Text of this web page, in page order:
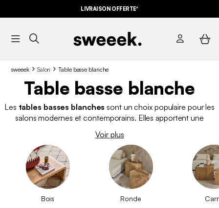
LIVRAISON OFFERTE*
sweeek Salon Table basse blanche
Table basse blanche
Les tables basses blanches sont un choix populaire pour les
salons modernes et contemporains. Elles apportent une
sweeek, vous trouverez nécessairement la
vous convient !
Voir plus
Bois Ronde